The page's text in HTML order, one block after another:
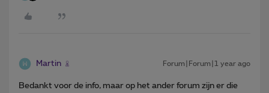
Martin Forum|Forum|1 year ago
Bedankt voor de info, maar op het ander forum zijn er die